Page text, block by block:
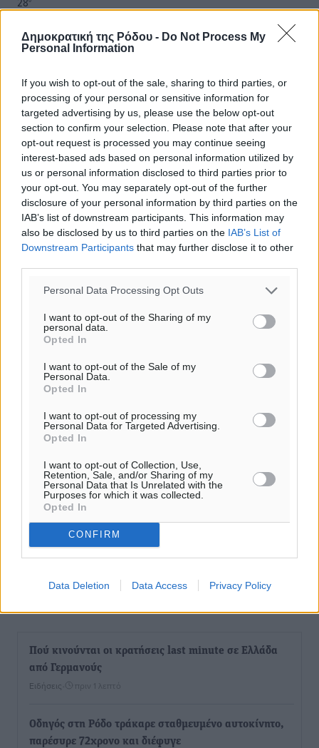
Δημοκρατική της Ρόδου - Do Not Process My
Personal Information
If you wish to opt-out of the sale, sharing to third parties, or
processing of your personal or sensitive information for
targeted advertising by us, please use the below opt-out
section to confirm your selection. Please note that after your
opt-out request is processed you may continue seeing
interest-based ads based on personal information utilized by
us or personal information disclosed to third parties prior to
your opt-out. You may separately opt-out of the further
disclosure of your personal information by third parties on the
IAB’s list of downstream participants. This information may
also be disclosed by us to third parties on the IAB’s List of
Downstream Participants that may further disclose it to other
Personal Data Processing Opt Outs
I want to opt-out of the Sharing of my
personal data.
Opted In
I want to opt-out of the Sale of my
Personal Data.
Opted In
I want to opt-out of processing my
Personal Data for Targeted Advertising.
Opted In
I want to opt-out of Collection, Use,
Retention, Sale, and/or Sharing of my
Personal Data that Is Unrelated with the
Purposes for which it was collected.
Opted In
CONFIRM
Data Deletion Data Access Privacy Policy
29°
ΠΕ
Πού κινούνται οι κρατήσεις last minute σε Ελλάδα
από Γερμανούς
Ειδήσεις πριν 1 λεπτό
Οδηγός στη Ρόδο τράκαρε σταθμευμένο αυτοκίνητο,
παρέσυρε 72χρονο και διέφυγε